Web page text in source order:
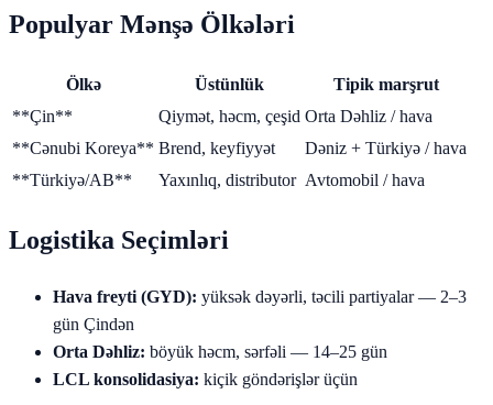
Populyar Mənşə Ölkələri
Ölkə Üstünlük
Tipik marşrut
**Çin**
Qiymət, həcm, çeşid Orta Dəhliz / hava
**Cənubi Koreya** Brend, keyfiyyət
Dəniz + Türkiyə / hava
**Türkiyə/AB**
Yaxınlıq, distributor Avtomobil / hava
Logistika Seçimləri
Hava freyti (GYD): yüksək dəyərli, təcili partiyalar — 2–3
gün Çindən
Orta Dəhliz: böyük həcm, sərfəli — 14–25 gün
LCL konsolidasiya: kiçik göndərişlər üçün